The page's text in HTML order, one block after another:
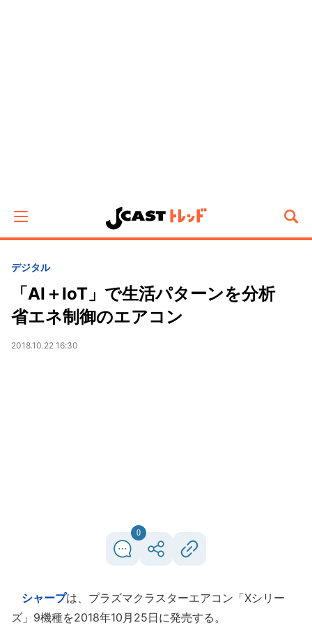
デジタル
「AI＋IoT」で生活パターンを分析
省エネ制御のエアコン
2018.10.22 16:30
0
シャープは、プラズマクラスターエアコン「Xシリー
ズ」9機種を2018年10月25日に発売する。